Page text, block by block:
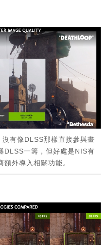
有像DLSS那樣直接參與畫
DLSS一籌，但好處是NIS有
外導入相關功能。